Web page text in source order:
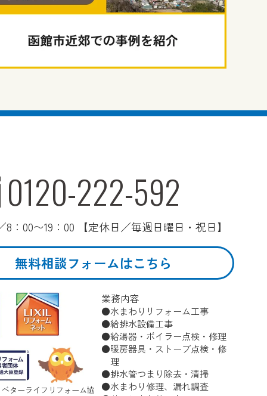
0120-222-592
8：00〜19：00 【定休日／毎週日曜日・祝日】
無料相談フォームはこちら
ターライフリフォーム協
業務内容
水まわりリフォーム工事
給排水設備工事
給湯器・ボイラー点検・修理
暖房器具・ストーブ点検・修
理
排水管つまり除去・清掃
水まわり修理、漏れ調査